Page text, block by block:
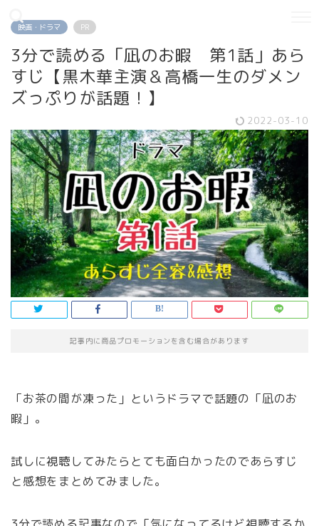
映画・ドラマ PR
3分で読める「凪のお暇 第1話」あら
すじ【黒木華主演＆高橋一生のダメン
ズっぷりが話題！】
2022-03-10
記事内に商品プロモーションを含む場合があります
「お茶の間が凍った」というドラマで話題の「凪のお
暇」。
試しに視聴してみたらとても面白かったのであらすじ
と感想をまとめてみました。